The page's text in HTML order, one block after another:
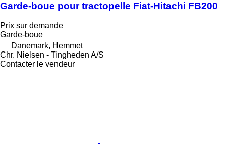
Garde-boue pour tractopelle Fiat-Hitachi FB200
Prix sur demande
Garde-boue
Danemark, Hemmet
Chr. Nielsen - Tingheden A/S
Contacter le vendeur